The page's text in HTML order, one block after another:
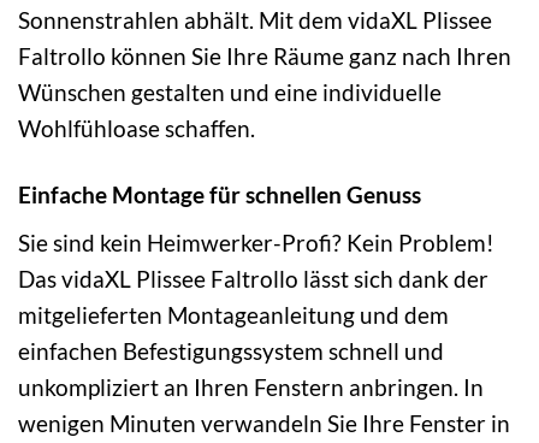
Sonnenstrahlen abhält. Mit dem vidaXL Plissee
Faltrollo können Sie Ihre Räume ganz nach Ihren
Wünschen gestalten und eine individuelle
Wohlfühloase schaffen.
Einfache Montage für schnellen Genuss
Sie sind kein Heimwerker-Profi? Kein Problem!
Das vidaXL Plissee Faltrollo lässt sich dank der
mitgelieferten Montageanleitung und dem
einfachen Befestigungssystem schnell und
unkompliziert an Ihren Fenstern anbringen. In
wenigen Minuten verwandeln Sie Ihre Fenster in